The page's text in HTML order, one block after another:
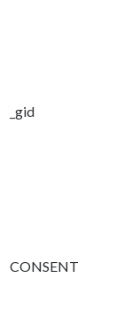
_gid
CONSENT